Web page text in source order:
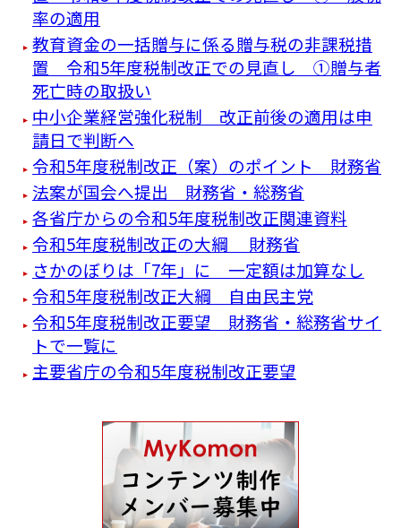
率の適用
教育資金の一括贈与に係る贈与税の非課税措
置 令和5年度税制改正での見直し ①贈与者
死亡時の取扱い
中小企業経営強化税制 改正前後の適用は申
請日で判断へ
令和5年度税制改正（案）のポイント 財務省
法案が国会へ提出 財務省・総務省
各省庁からの令和5年度税制改正関連資料
令和5年度税制改正の大綱 財務省
さかのぼりは「7年」に 一定額は加算なし
令和5年度税制改正大綱 自由民主党
令和5年度税制改正要望 財務省・総務省サイ
トで一覧に
主要省庁の令和5年度税制改正要望